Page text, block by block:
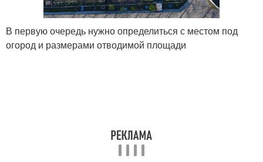
В первую очередь нужно определиться с местом под
огород и размерами отводимой площади